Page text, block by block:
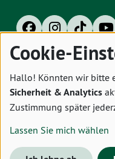
Impressum
Cookie-
Hallo! Könnten wir bitte
Sicherheit & Analytics
Zustimmung später
Lassen Sie mich wählen